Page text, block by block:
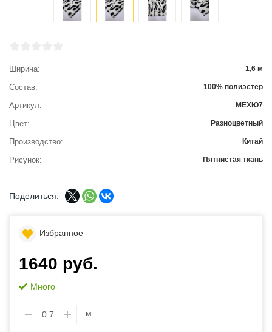
Ширина 1,6 м
Состав 100% полиэстер
Артикул МЕХЮ7
Цвет Разноцветный
Производство Китай
Рисунок Пятнистая ткань
Поделиться:
Избранное
1640 руб.
Много
м